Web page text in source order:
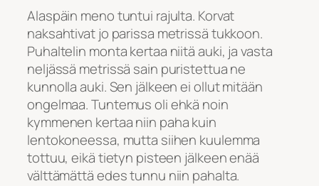
Alaspäin meno tuntui rajulta. Korvat
naksahtivat jo parissa metrissä tukkoon.
Puhaltelin monta kertaa niitä auki, ja vasta
neljässä metrissä sain puristettua ne
kunnolla auki. Sen jälkeen ei ollut mitään
ongelmaa. Tuntemus oli ehkä noin
kymmenen kertaa niin paha kuin
lentokoneessa, mutta siihen kuulemma
tottuu, eikä tietyn pisteen jälkeen enää
välttämättä edes tunnu niin pahalta.